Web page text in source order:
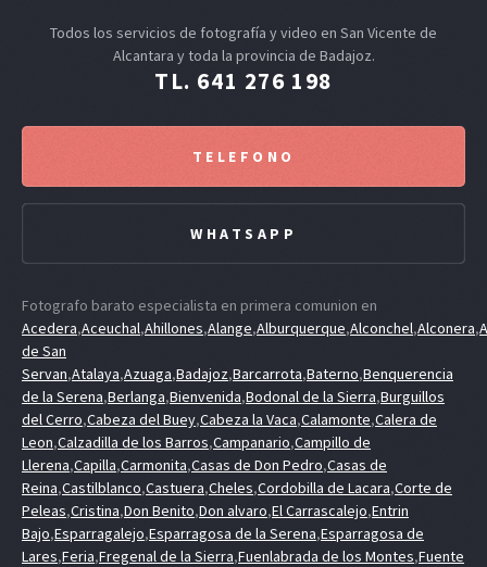
Todos los servicios de fotografía y video en San Vicente de
Alcantara y toda la provincia de Badajoz.
TL. 641 276 198
TELEFONO
WHATSAPP
Fotografo barato especialista en primera comunion en
Acedera,Aceuchal,Ahillones,Alange,Alburquerque,Alconchel,Alconera,
de San
Servan,Atalaya,Azuaga,Badajoz,Barcarrota,Baterno,Benquerencia
de la Serena,Berlanga,Bienvenida,Bodonal de la Sierra,Burguillos
del Cerro,Cabeza del Buey,Cabeza la Vaca,Calamonte,Calera de
Leon,Calzadilla de los Barros,Campanario,Campillo de
Llerena,Capilla,Carmonita,Casas de Don Pedro,Casas de
Reina,Castilblanco,Castuera,Cheles,Cordobilla de Lacara,Corte de
Peleas,Cristina,Don Benito,Don alvaro,El Carrascalejo,Entrin
Bajo,Esparragalejo,Esparragosa de la Serena,Esparragosa de
Lares,Feria,Fregenal de la Sierra,Fuenlabrada de los Montes,Fuente